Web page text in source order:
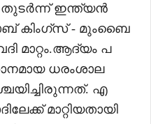
തുടർന്ന് ഇന്ത്യൻ
കിംഗ്സ് - മുംബൈ
മാറ്റം.ആദ്യം പ
ധരംശാല
എ
മാറ്റിയതായി